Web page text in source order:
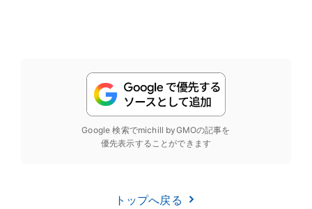
Google 検索でmichill byGMOの記事を
優先表示することができます
トップへ戻る